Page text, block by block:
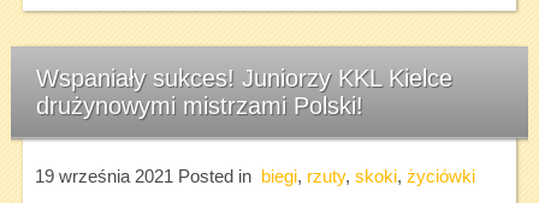
Wspaniały sukces! Juniorzy KKL Kielce
drużynowymi mistrzami Polski!
19 września 2021Posted in biegi, rzuty, skoki, życiówki